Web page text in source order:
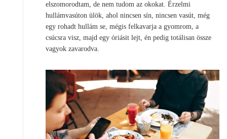
elszomorodtam, de nem tudom az okokat. Érzelmi
hullámvasúton ülök, ahol nincsen sín, nincsen vasút, még
egy rohadt hullám se, mégis felkavarja a gyomrom, a
csúcsra visz, majd egy óriásit lejt, én pedig totálisan össze
vagyok zavarodva.